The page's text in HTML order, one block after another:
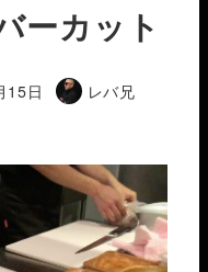
ーカット
15日
著
レバ兄